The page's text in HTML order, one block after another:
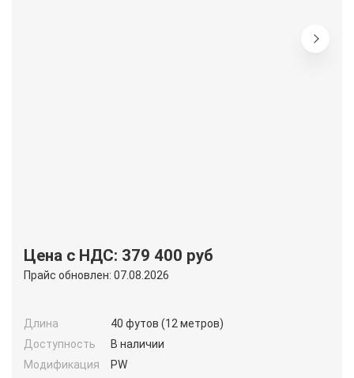
Цена с НДС: 379 400 руб
Прайс обновлен: 07.08.2026
Длина
40 футов (12 метров)
Доступность
В наличии
Модификация
PW